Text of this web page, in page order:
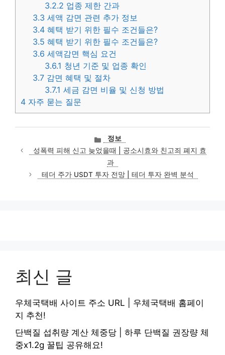
3.2.2 업종 제한 간과
3.3 세액 감면 관련 추가 정보
3.4 혜택 받기 위한 필수 조건들은?
3.5 혜택 받기 위한 필수 조건들은?
3.6 세액감면 핵심 요건
3.6.1 청년 기준 및 업종 확인
3.7 감면 혜택 및 절차
3.7.1 세금 감면 비율 및 신청 방법
4 자주 묻는 질문
카
테
고
리
정보
성폭력 피해 신고 늦었을때 | 공소시효와 친고죄 폐지 효
과
테더 주가 USDT 투자 전망 | 테더 투자 완벽 분석
최신 글
우체국택배 사이트 주소 URL | 우체국택배 홈페이
지 추천!
단백질 섭취량 계산 체중당 | 하루 단백질 권장량 체
중x1.2g 꿀팁 공유해요!